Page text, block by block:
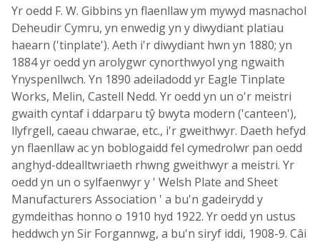
Yr oedd F. W. Gibbins yn flaenllaw ym mywyd masnachol
Deheudir Cymru, yn enwedig yn y diwydiant platiau
haearn ('tinplate'). Aeth i'r diwydiant hwn yn 1880; yn
1884 yr oedd yn arolygwr cynorthwyol yng ngwaith
Ynyspenllwch. Yn 1890 adeiladodd yr Eagle Tinplate
Works, Melin, Castell Nedd. Yr oedd yn un o'r meistri
gwaith cyntaf i ddarparu tŷ bwyta modern ('canteen'),
llyfrgell, caeau chwarae, etc., i'r gweithwyr. Daeth hefyd
yn flaenllaw ac yn boblogaidd fel cymedrolwr pan oedd
anghyd-ddealltwriaeth rhwng gweithwyr a meistri. Yr
oedd yn un o sylfaenwyr y ' Welsh Plate and Sheet
Manufacturers Association ' a bu'n gadeirydd y
gymdeithas honno o 1910 hyd 1922. Yr oedd yn ustus
heddwch yn Sir Forgannwg, a bu'n siryf iddi, 1908-9. Câi